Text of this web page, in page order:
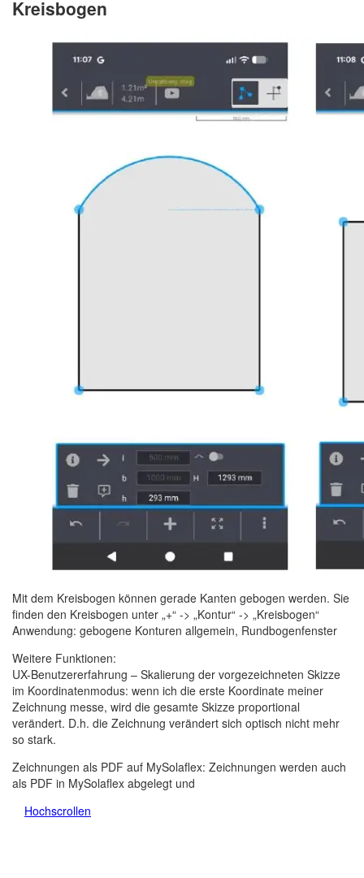
Kreisbogen
Mit dem Kreisbogen können gerade Kanten gebogen werden. Sie
finden den Kreisbogen unter „+“ -> „Kontur“ -> „Kreisbogen“
Anwendung: gebogene Konturen allgemein, Rundbogenfenster
Weitere Funktionen:
UX-Benutzererfahrung – Skalierung der vorgezeichneten Skizze
im Koordinatenmodus: wenn ich die erste Koordinate meiner
Zeichnung messe, wird die gesamte Skizze proportional
verändert. D.h. die Zeichnung verändert sich optisch nicht mehr
so stark.
Zeichnungen als PDF auf MySolaflex: Zeichnungen werden auch
als PDF in MySolaflex abgelegt und
Hochscrollen